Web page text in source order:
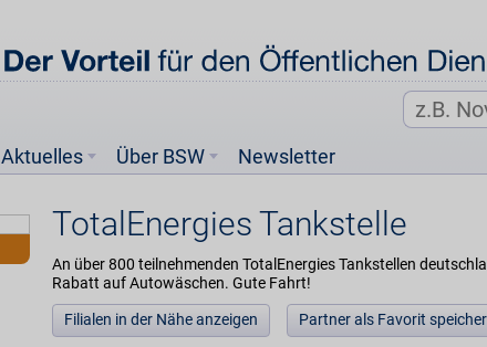
Aktuelles Über BSW Newsletter
TotalEnergies Tankstelle
An über 800 teilnehmenden TotalEnergies Tankstellen
Rabatt auf Autowäschen. Gute Fahrt!
Filialen in der Nähe anzeigen Partner als Favorit